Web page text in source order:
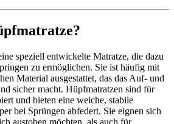
speziell entwickelte Matratze, die dazu
zu ermöglichen. Sie ist häufig mit
Material ausgestattet, das das Auf- und
sicher macht. Hüpfmatratzen sind für
und bieten eine weiche, stabile
bei Sprüngen abfedert. Sie eignen sich